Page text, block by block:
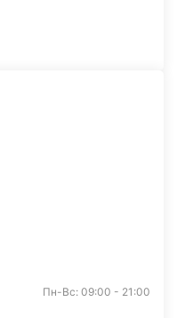
Пн-Вс: 09:00 - 21:00